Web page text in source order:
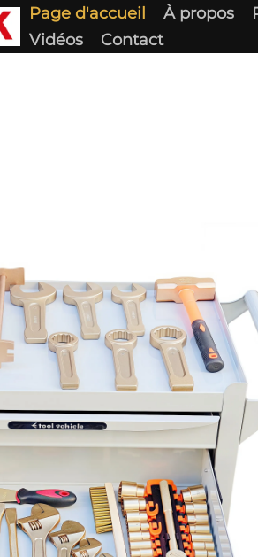
Page d'accueil À propos
Vidéos
Contact